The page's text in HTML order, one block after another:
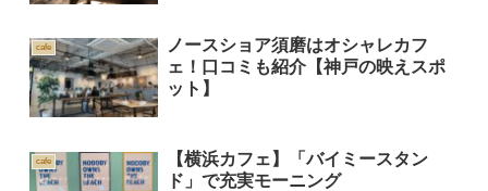
cafe
ノースショア須磨はオシャレカフ
ェ！口コミも紹介【神戸の映えスポ
ット】
cafe
【横浜カフェ】「バイミースタン
ド」で充実モーニング